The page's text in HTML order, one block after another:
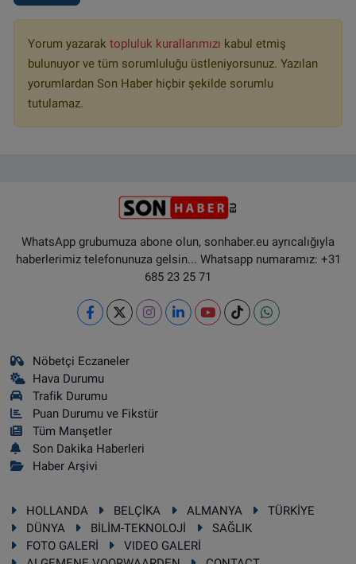
Yorum yazarak topluluk kurallarımızı kabul etmiş
bulunuyor ve tüm sorumluluğu üstleniyorsunuz. Yazılan
yorumlardan Son Haber hiçbir şekilde sorumlu
tutulamaz.
WhatsApp grubumuza abone olun, sonhaber.eu ayrıcalığıyla
haberlerimiz telefonunuza gelsin... Whatsapp numaramız: +31
685 23 25 71
Nöbetçi Eczaneler
Hava Durumu
Trafik Durumu
Puan Durumu ve Fikstür
Tüm Manşetler
Son Dakika Haberleri
Haber Arşivi
HOLLANDA BELÇİKA ALMANYA
TÜRKİYE
DÜNYA
BİLİM-TEKNOLOJİ
SAĞLIK
FOTO GALERİ
VIDEO GALERİ